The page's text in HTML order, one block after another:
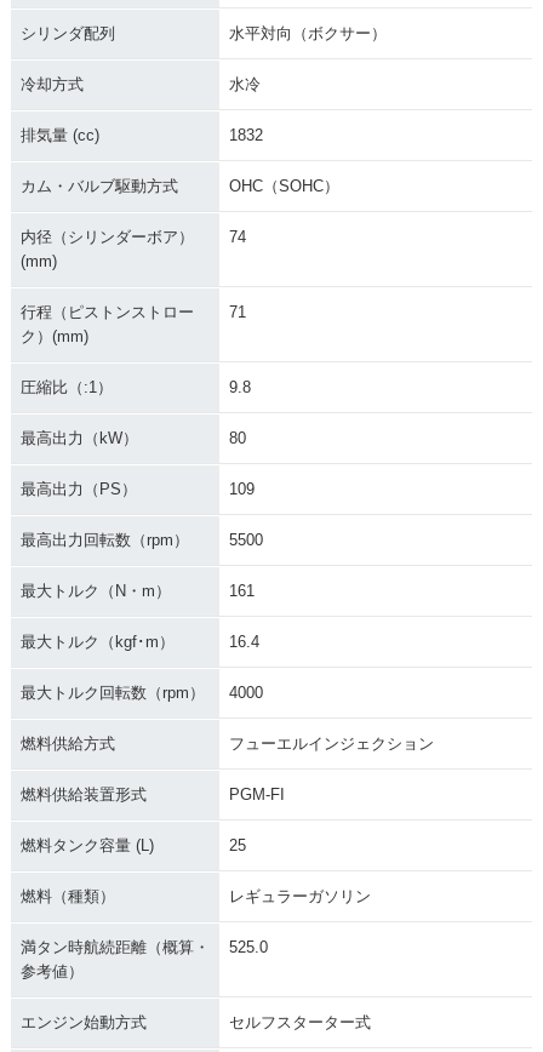
シリンダ配列 水平対向（ボクサー）
冷却方式 水冷
排気量 (cc) 1832
カム・バルブ駆動方式 OHC（SOHC）
内径（シリンダーボア）
(mm)
74
行程（ピストンストロー
ク）(mm)
71
圧縮比（:1） 9.8
最高出力（kW） 80
最高出力（PS） 109
最高出力回転数（rpm） 5500
最大トルク（N・m） 161
最大トルク（kgf･m） 16.4
最大トルク回転数（rpm） 4000
燃料供給方式 フューエルインジェクション
燃料供給装置形式 PGM-FI
燃料タンク容量 (L) 25
燃料（種類） レギュラーガソリン
満タン時航続距離（概算・
参考値）
525.0
エンジン始動方式 セルフスターター式